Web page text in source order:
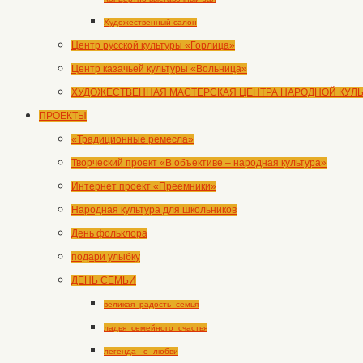
Художественный салон
Центр русской культуры «Горлица»
Центр казачьей культуры «Вольница»
ХУДОЖЕСТВЕННАЯ МАСТЕРСКАЯ ЦЕНТРА НАРОДНОЙ
ПРОЕКТЫ
«Традиционные ремесла»
Творческий проект «В объективе – народная культура»
Интернет проект «Преемники»
Народная культура для школьников
День фольклора
подари улыбку
ДЕНЬ СЕМЬИ
великая_радость–семья
ладья_семейного_счастья
легенда _о_любви